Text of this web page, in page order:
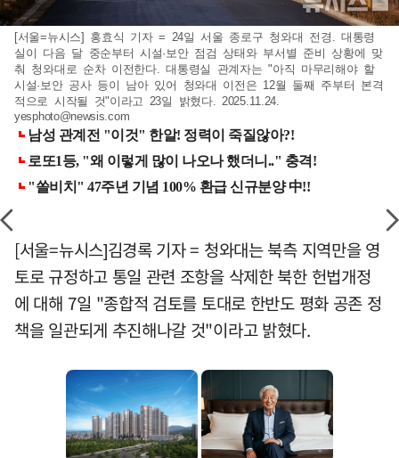
[서울=뉴시스] 홍효식 기자 = 24일 서울 종로구 청와대 전경. 대통령
실이 다음 달 중순부터 시설·보안 점검 상태와 부서별 준비 상황에 맞
춰 청와대로 순차 이전한다. 대통령실 관계자는 "아직 마무리해야 할
시설·보안 공사 등이 남아 있어 청와대 이전은 12월 둘째 주부터 본격
적으로 시작될 것"이라고 23일 밝혔다. 2025.11.24.
yesphoto@newsis.com
[서울=뉴시스]김경록 기자 = 청와대는 북측 지역만을 영
토로 규정하고 통일 관련 조항을 삭제한 북한 헌법개정
에 대해 7일 "종합적 검토를 토대로 한반도 평화 공존 정
책을 일관되게 추진해나갈 것"이라고 밝혔다.